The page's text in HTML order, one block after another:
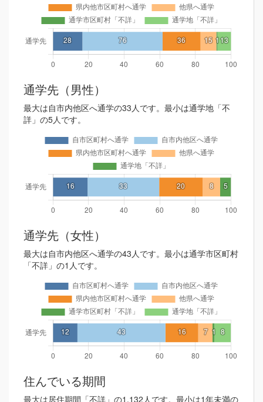
通学先（男性）
最大は自市内他区へ通学の33人です。最小は通学地「不
詳」の5人です。
通学先（女性）
最大は自市内他区へ通学の43人です。最小は通学市区町村
「不詳」の1人です。
住んでいる期間
最大は居住期間「不詳」の1,132人です。最小は1年未満の